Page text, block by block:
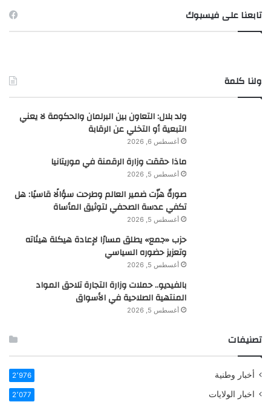
تابعنا على فيسبوك
ولنا كلمة
ولد بلال: التعاون بين البرلمان والحكومة لا يعني
التبعية أو التخلي عن الرقابة
أغسطس 6, 2026
ماذا حققت وزارة الرقمنة في موريتانيا
أغسطس 5, 2026
صورةٌ هزّت ضمير العالم وطرحت سؤالًا قاسيًا: هل
تكفي عدسة الصحفي لتوثيق المأساة
أغسطس 5, 2026
حزب «جمع» يطلق مسارًا لإعادة هيكلة هيئاته
وتعزيز حضوره السياسي
أغسطس 5, 2026
بالفيديو.. حملات وزارة التجارة تلاحق المواد
المنتهية الصلاحية في الأسواق
أغسطس 5, 2026
تصنيفات
أخبار وطنية 2٬976
اخبار الولايات 2٬077